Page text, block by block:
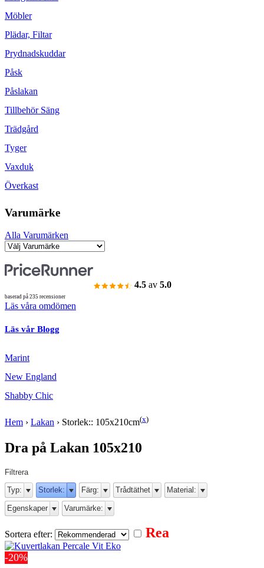
Möbler
Plädar, Filtar
Prydnadskuddar
Påsk
Påslakan
Tillbehör Säng
Trädgård
Tyger
Vaxduk
Överkast
Varumärke
Alla Varumärken
4.5 av 5.0
baserad på 235 recensioner
Läs våra omdömen
Läs vår Blogg
Marint
New England
Shabby Chic
Hem › Lakan › Storlek:: 105x210cm(x)
Dra på Lakan 105x210
Filtrera
Typ:
Storlek: Färg: Trådtäthet Material:
Egenskaper Varumärke:
Sortera efter: Rea
-20%